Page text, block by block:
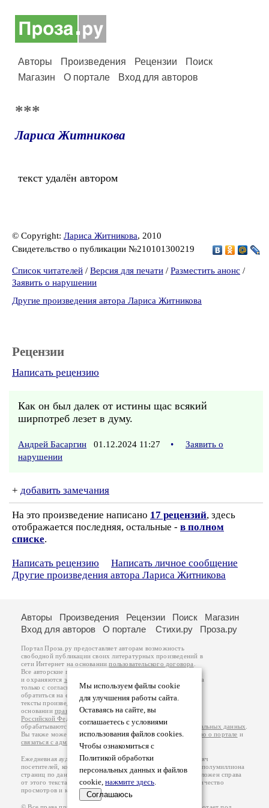
Авторы Произведения Рецензии
Поиск
Магазин
О портале Вход для авторов
***
Лариса Житникова
текст удалён автором
© Copyright: Лариса Житникова, 2010
Свидетельство о публикации №210101300219
Список читателей / Версия для печати / Разместить анонс /
Заявить о нарушении
Другие произведения автора Лариса Житникова
Рецензии
Написать рецензию
Как он был далек от истины щас всякий
ширпотреб лезет в думу.
Андрей Басаргин 01.12.2024 11:27 •
Заявить о
нарушении
+ добавить замечания
На это произведение написано 17 рецензий, здесь
отображается последняя, остальные - в полном
списке.
Написать рецензию
Написать личное сообщение
Другие произведения автора Лариса Житникова
Мы используем файлы cookie
для улучшения работы сайта.
Оставаясь на сайте, вы
соглашаетесь с условиями
использования файлов cookies.
Чтобы ознакомиться с
Политикой обработки
персональных данных и файлов
cookie, нажмите здесь.
Соглашаюсь
Авторы Произведения Рецензии Поиск
Магазин
Вход для авторов
О портале Стихи.ру Проза.ру
Портал Проза.ру предоставляет авторам возможность
свободной публикации своих литературных произведений в
сети Интернет на основаниипользовательского договора
Все авторские права на произведения принадлежат авторам
и охраняются законом
. Перепечатка произведений возможна
только с согласия его автора, к которому вы можете
обратиться на его авторской странице. Ответственность за
тексты произведений авторы несут самостоятельно на
основанииправил публикацииизаконодательства
Российской Федерации
обрабатываются на основанииПолитики обработки персональных данных
Вы также можете посмотреть более подробнуюинформацию о портале и
связаться с администрацией
Ежедневная аудитория портала Проза.ру – порядка 100 тысяч
посетителей, которые в общей сумме просматривают более полумиллиона
страниц по данным счетчика посещаемости, который расположен справа
от этого текста. В каждой графе указано по две цифры: количество
просмотров и количество посетителей.